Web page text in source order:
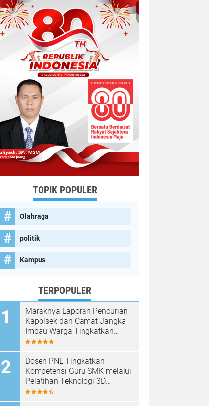
TOPIK POPULER
Olahraga
politik
Kampus
TERPOPULER
Maraknya Laporan Pencurian
Kapolsek dan Camat Jangka
Imbau Warga Tingkatkan
Kewaspadaan
Dosen PNL Tingkatkan
Kompetensi Guru SMK melalui
Pelatihan Teknologi 3D
Printing